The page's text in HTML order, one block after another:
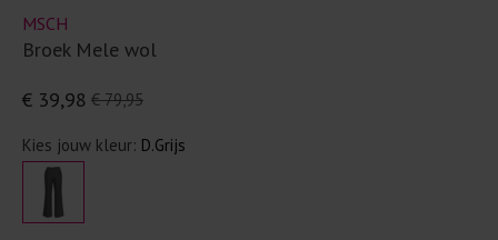
MSCH
Broek Mele wol
€ 79,95
€ 39,98
Kies jouw kleur: D.Grijs